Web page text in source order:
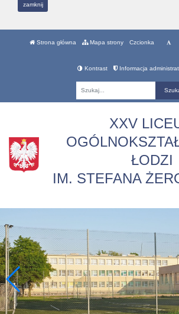
zamknij
Strona główna Mapa strony Czcionka
Kontrast Informacja
XXV
ŁODZI
IM. STEFANA